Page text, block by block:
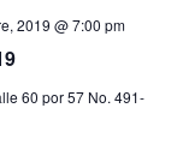
de
vistas
2019 @ 7:00 pm
60 por 57 No. 491-